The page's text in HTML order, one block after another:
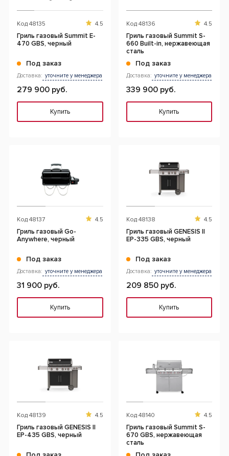
Код 48135 4.5
Гриль газовый Summit E-
470 GBS, черный
Под заказ
Доставка: уточните у менеджера
279 900 руб.
Купить
Код 48136 4.5
Гриль газовый Summit S-
660 Built-in, нержавеющая
сталь
Под заказ
Доставка: уточните у менеджера
339 900 руб.
Купить
Код 48137 4.5
Гриль газовый Go-
Anywhere, черный
Под заказ
Доставка: уточните у менеджера
31 900 руб.
Купить
Код 48138 4.5
Гриль газовый GENESIS II
EP-335 GBS, черный
Под заказ
Доставка: уточните у менеджера
209 850 руб.
Купить
Код 48139 4.5
Гриль газовый GENESIS II
EP-435 GBS, черный
Код 48140 4.5
Гриль газовый Summit S-
670 GBS, нержавеющая
сталь